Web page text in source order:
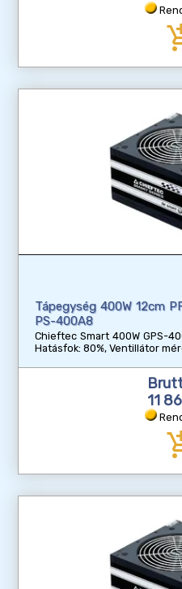
Tápegység 400W 12cm
PS-400A8
Chieftec Smart 400W GPS-
Hatásfok: 80%, Ventillátor
11